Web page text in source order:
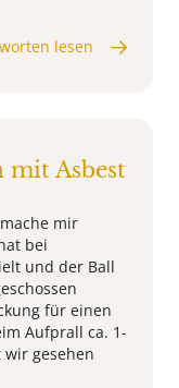
lesen
mit Asbest
mir
bei
und der Ball
für einen
Aufprall ca. 1-
gesehen